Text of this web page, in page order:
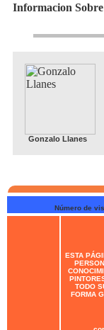
Informacion
Gonzalo Llanes
Número de
ESTA
TODO
FORMA